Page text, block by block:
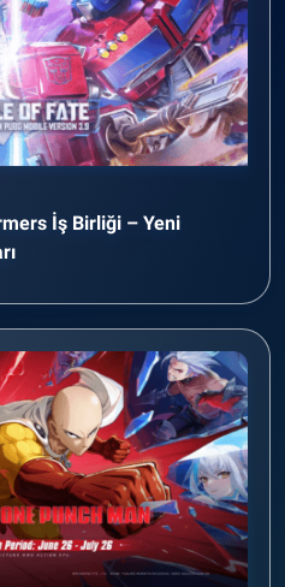
İş Birliği – Yeni